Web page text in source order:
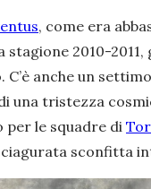
, come era
2010-2011,
anche un
una tristezza
per le squadre di
sconfitta